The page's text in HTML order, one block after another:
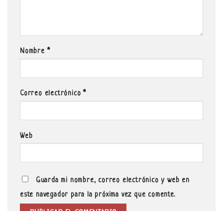
Nombre *
Correo electrónico*
Web
Guarda mi nombre, correo electrónico y web en
este navegador para la próxima vez que comente.